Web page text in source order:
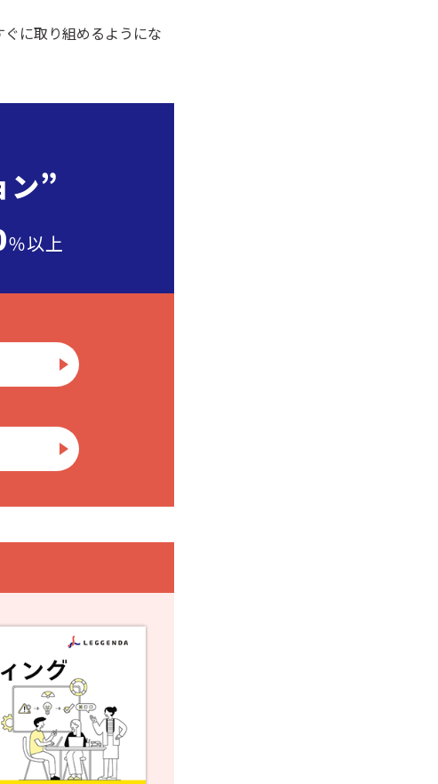
に取り組めるようにな
ン”
％以上